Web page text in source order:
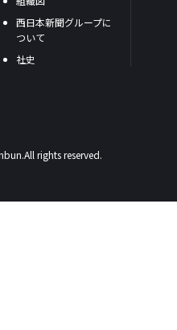
西日本新聞グループに
ついて
社史
rights reserved.